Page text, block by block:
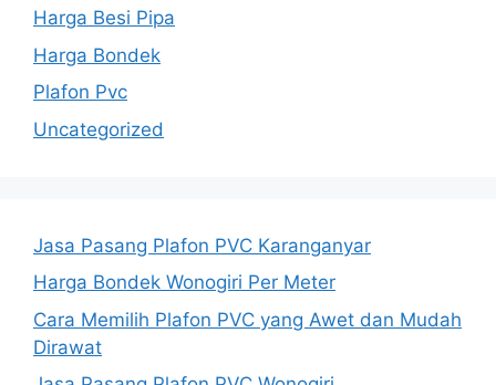
Harga Besi Pipa
Harga Bondek
Plafon Pvc
Uncategorized
Jasa Pasang Plafon PVC Karanganyar
Harga Bondek Wonogiri Per Meter
Cara Memilih Plafon PVC yang Awet dan Mudah
Dirawat